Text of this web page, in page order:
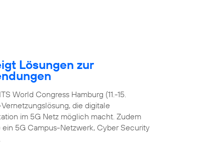
Lösungen zur
World Congress Hamburg (11.-15.
die digitale
im 5G Netz möglich macht. Zudem
5G Campus-Netzwerk, Cyber Security